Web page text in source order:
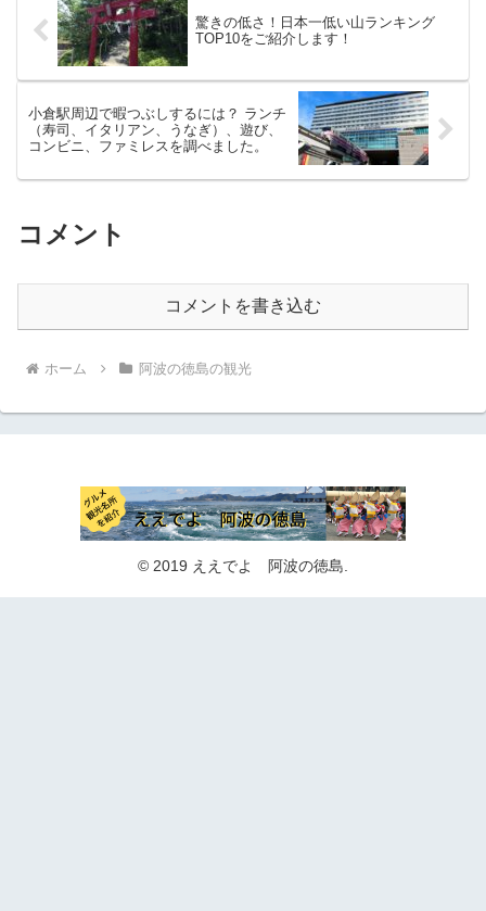
驚きの低さ！日本一低い山ランキング
TOP10をご紹介します！
小倉駅周辺で暇つぶしするには？ ランチ
（寿司、イタリアン、うなぎ）、遊び、
コンビニ、ファミレスを調べました。
コメント
コメントを書き込む
ホーム 阿波の徳島の観光
© 2019 ええでよ 阿波の徳島.